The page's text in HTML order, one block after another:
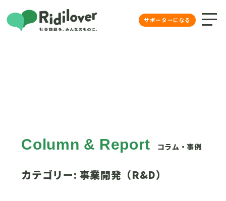
Ridilover（リディラバ）社会課題
サポーターになる
Column & Report コラム・事例
カテゴリー: 事業開発（R&D）